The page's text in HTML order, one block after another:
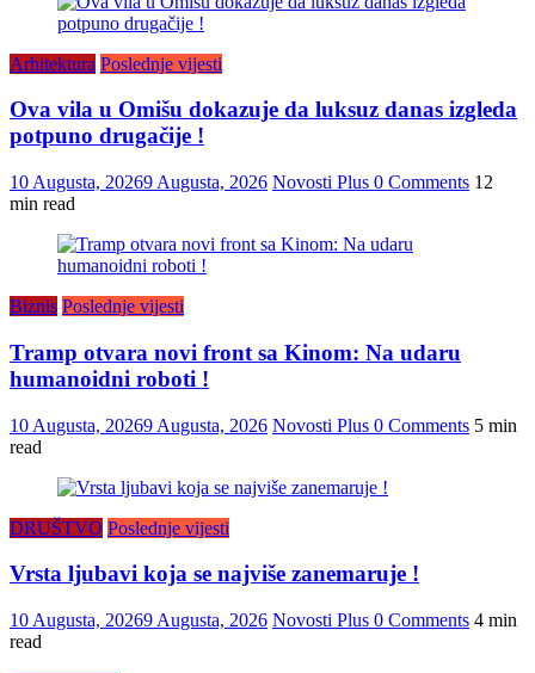
Arhitektura Poslednje vijesti
Ova vila u Omišu dokazuje da luksuz danas izgleda
potpuno drugačije !
10 Augusta, 20269 Augusta, 2026 Novosti Plus 0 Comments 12
min read
Biznis Poslednje vijesti
Tramp otvara novi front sa Kinom: Na udaru
humanoidni roboti !
10 Augusta, 20269 Augusta, 2026 Novosti Plus 0 Comments 5 min
read
DRUŠTVO Poslednje vijesti
Vrsta ljubavi koja se najviše zanemaruje !
10 Augusta, 20269 Augusta, 2026 Novosti Plus 0 Comments 4 min
read